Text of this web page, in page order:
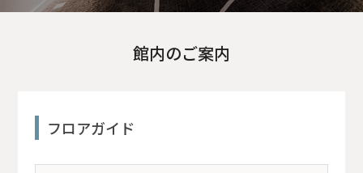
館内のご案内
フロアガイド